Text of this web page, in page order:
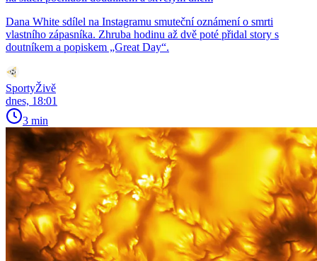
Dana White sdílel na Instagramu smuteční oznámení o smrti
vlastního zápasníka. Zhruba hodinu až dvě poté přidal story s
doutníkem a popiskem „Great Day“.
SportyŽivě
dnes, 18:01
3 min